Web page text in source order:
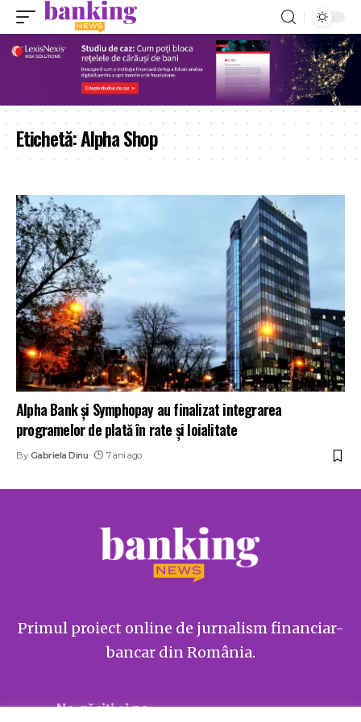
Etichetă:Alpha Shop
Alpha Bank și Symphopay au finalizat integrarea
programelor de plată în rate și loialitate
By Gabriela Dinu 7 ani ago
Primul proiect online de jurnalism financiar-
bancar din România.
Ne găsiți și pe